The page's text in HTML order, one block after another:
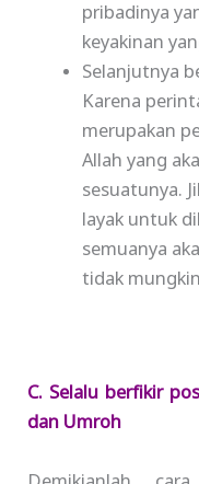
pribadinya
keyakinan
Selanjutnya
Karena
merupakan
Allah yang
sesuatunya.
layak untuk
semuanya
tidak
C. Selalu berfikir
dan Umroh